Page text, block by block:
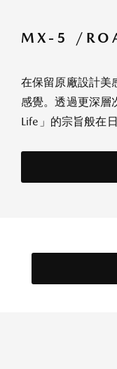
MX-5 /
在保留原廠設計美
感覺。透過更深層
Life」的宗旨般在